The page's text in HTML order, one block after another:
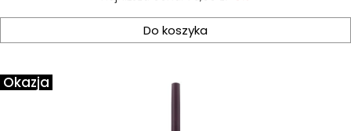
Do koszyka
Okazja